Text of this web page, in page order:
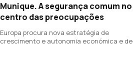
Munique. A segurança comum no
centro das preocupações
Europa procura nova estratégia de
crescimento e autonomia económica e de